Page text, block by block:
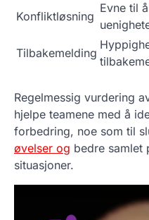
Konfliktløsning
Evne til
Tilbakemelding
Regelmessig vurdering
hjelpe teamene med å
forbedring, noe som til
øvelser og bedre samlet
situasjoner.